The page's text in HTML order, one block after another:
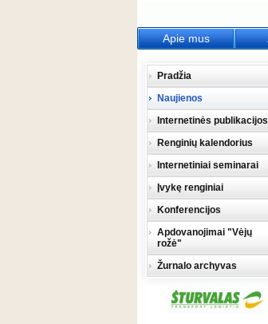
Pradžia
Naujienos
Internetinės publikacijos
Renginių kalendorius
Internetiniai seminarai
Įvykę renginiai
Konferencijos
Apdovanojimai "Vėjų
rožė"
Žurnalo archyvas
Apie mus